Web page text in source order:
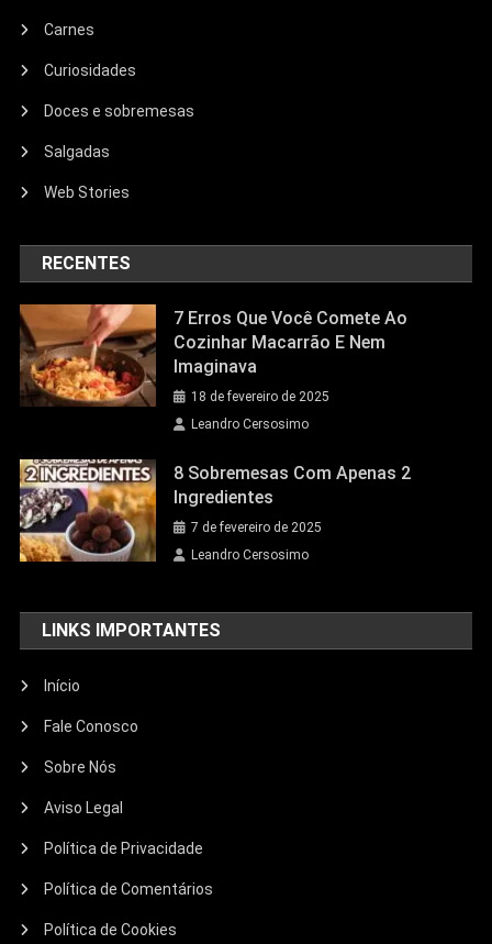
Carnes
Curiosidades
Doces e sobremesas
Salgadas
Web Stories
RECENTES
7 Erros Que Você Comete Ao
Cozinhar Macarrão E Nem
Imaginava
18 de fevereiro de 2025
Leandro Cersosimo
8 Sobremesas Com Apenas 2
Ingredientes
7 de fevereiro de 2025
Leandro Cersosimo
LINKS IMPORTANTES
Início
Fale Conosco
Sobre Nós
Aviso Legal
Política de Privacidade
Política de Comentários
Política de Cookies